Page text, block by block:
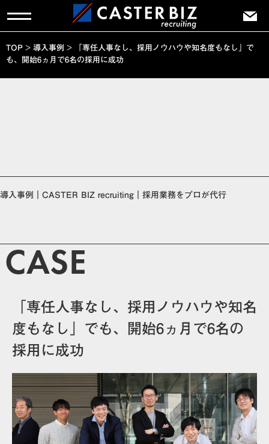
TOP > 導入事例 >
「専任人事なし、採用ノウハウや知名度もなし」で
も、開始6ヵ月で6名の採用に成功
導入事例｜CASTER BIZ recruiting｜採用業務をプロが代行
CASE
「専任人事なし、採用ノウハウや知名
度もなし」でも、開始6ヵ月で6名の
採用に成功